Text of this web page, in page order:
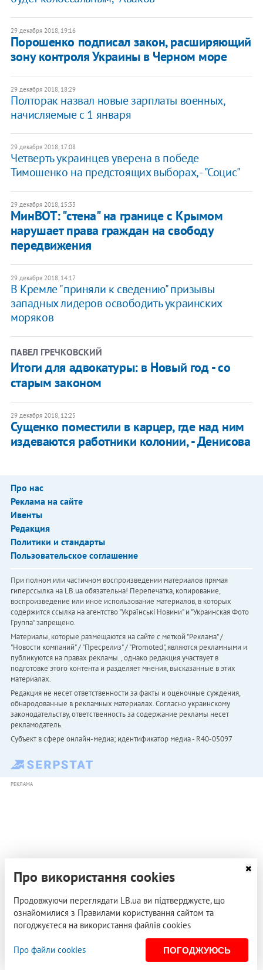
29 декабря 2018, 19:16
Порошенко подписал закон, расширяющий
зону контроля Украины в Черном море
29 декабря 2018, 18:29
Полторак назвал новые зарплаты военных,
начисляемые с 1 января
29 декабря 2018, 17:08
Четверть украинцев уверена в победе
Тимошенко на предстоящих выборах, - "Социс"
29 декабря 2018, 15:33
МинВОТ: "стена" на границе с Крымом
нарушает права граждан на свободу
передвижения
29 декабря 2018, 14:17
В Кремле "приняли к сведению" призывы
западных лидеров освободить украинских
моряков
ПАВЕЛ ГРЕЧКОВСКИЙ
Итоги для адвокатуры: в Новый год - со
старым законом
29 декабря 2018, 12:25
Сущенко поместили в карцер, где над ним
издеваются работники колонии, - Денисова
Про нас
Реклама на сайте
Ивенты
Редакция
Политики и стандарты
Пользовательское соглашение
При полном или частичном воспроизведении материалов прямая
гиперссылка на LB.ua обязательна! Перепечатка, копирование,
воспроизведение или иное использование материалов, в которых
содержится ссылка на агентство "Українськi Новини" и "Украинская Фото
Группа" запрещено.
Материалы, которые размещаются на сайте с меткой "Реклама" /
"Новости компаний" / "Пресрелиз" / "Promoted", являются рекламными и
публикуются на правах рекламы. , однако редакция участвует в
подготовке этого контента и разделяет мнения, высказанные в этих
материалах.
Редакция не несет ответственности за факты и оценочные суждения,
обнародованные в рекламных материалах. Согласно украинскому
законодательству, ответственность за содержание рекламы несет
рекламодатель.
Субъект в сфере онлайн-медиа; идентификатор медиа - R40-05097
РЕКЛАМА
Про використання cookies
Продовжуючи переглядати LB.ua ви підтверджуєте, що
ознайомилися з Правилами користування сайтом та
погоджуєтеся на використання файлів cookies
Про файли cookies ПОГОДЖУЮСЬ